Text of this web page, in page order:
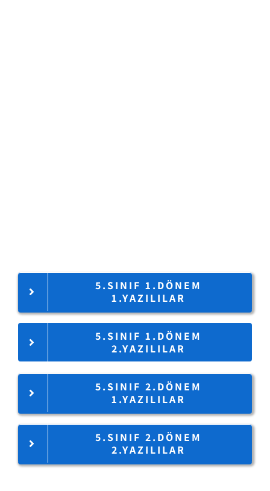
5.SINIF 1.DÖNEM
1.YAZILILAR
5.SINIF 1.DÖNEM
2.YAZILILAR
5.SINIF 2.DÖNEM
1.YAZILILAR
5.SINIF 2.DÖNEM
2.YAZILILAR